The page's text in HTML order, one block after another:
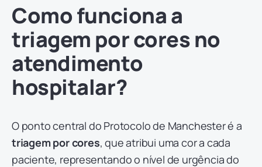
Como funciona a
triagem por cores no
atendimento
hospitalar?
O ponto central do Protocolo de Manchester é a
triagem por cores, que atribui uma cor a cada
paciente, representando o nível de urgência do